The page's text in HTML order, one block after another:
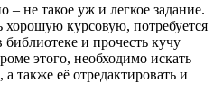
– не такое уж и легкое задание.
хорошую курсовую, потребуется
и прочесть кучу
этого, необходимо искать
также её отредактировать и